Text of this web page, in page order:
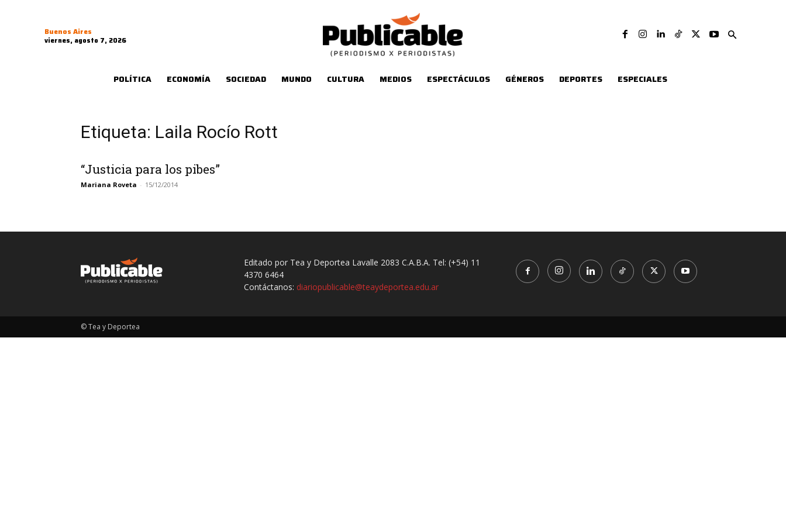
Buenos Aires
viernes, agosto 7, 2026
POLÍTICA ECONOMÍA SOCIEDAD MUNDO CULTURA MEDIOS ESPECTÁCULOS GÉNEROS DEPORTES ESPECIALES
Etiqueta: Laila Rocío Rott
“Justicia para los pibes”
Mariana Roveta - 15/12/2014
Editado por Tea y Deportea Lavalle 2083 C.A.B.A. Tel: (+54) 11
4370 6464
Contáctanos: diariopublicable@teaydeportea.edu.ar
© Tea y Deportea